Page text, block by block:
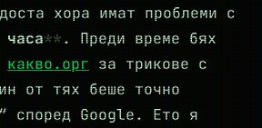
хора имат проблеми с
часа
. Преди време бях
какво.орг за трикове с
от тях беше точно
“ според Google. Ето я